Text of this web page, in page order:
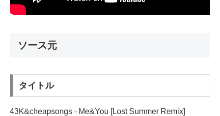
ソース元
タイトル
43K&cheapsongs - Me&You [Lost Summer Remix]